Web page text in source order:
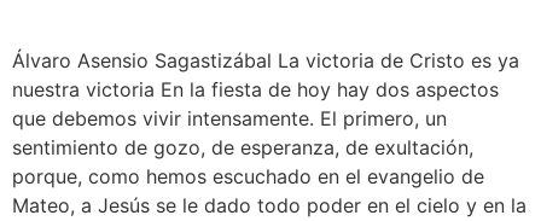
Álvaro Asensio Sagastizábal La victoria de Cristo es ya
nuestra victoria En la fiesta de hoy hay dos aspectos
que debemos vivir intensamente. El primero, un
sentimiento de gozo, de esperanza, de exultación,
porque, como hemos escuchado en el evangelio de
Mateo, a Jesús se le dado todo poder en el cielo y en la